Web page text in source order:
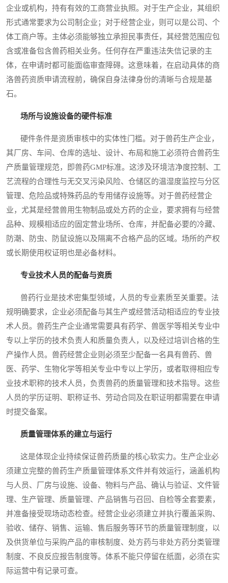
企业或机构，持有有效的工商营业执照。对于生产企业，其组织
形式通常要求为公司制企业；对于经营企业，则可以是公司、个
体工商户等。主体必须能够独立承担民事责任，其经营范围应包
含或准备包含兽药相关业务。任何存在严重违法失信记录的主
体，在申请时都可能面临审查障碍。这意味着，在启动具体的商
洛兽药资质申请流程前，确保自身法律身份的清晰与合规是基
石。
场所与设施设备的硬件标准
硬件条件是资质审核中的实体性门槛。对于兽药生产企业，
其厂房、车间、仓库的选址、设计、布局和施工必须符合兽药生
产质量管理规范，即兽药GMP标准。这涉及环境洁净度控制、工
艺流程的合理性与无交叉污染风险、仓储区的温湿度监控与分区
管理、危险品或特殊药品的专用储存设施等。对于兽药经营企
业，尤其是经营兽用生物制品或处方药的企业，要求拥有与经营
品种、规模相适应的固定营业场所、仓库，并配备必要的冷藏、
防潮、防虫、防鼠设施以及隔离不合格产品的区域。场所的产权
或长期使用权证明也是必备材料。
专业技术人员的配备与资质
兽药行业是技术密集型领域，人员的专业素质至关重要。法
规明确要求，企业必须配备与其生产或经营活动相适应的专业技
术人员。兽药生产企业通常需要具有药学、兽医学等相关专业中
专以上学历的技术负责人和质量负责人，以及经过培训合格的生
产操作人员。兽药经营企业则必须至少配备一名具有兽药、兽
医、药学、生物化学等相关专业中专以上学历，或者取得相应专
业技术职称的技术人员，负责兽药的质量管理和技术指导。这些
人员的学历证明、职称证书、劳动合同及在职证明都需要在申请
时提交备案。
质量管理体系的建立与运行
这是体现企业持续保证兽药质量的核心软实力。生产企业必
须建立完整的兽药生产质量管理体系文件并有效运行，涵盖机构
与人员、厂房与设施、设备、物料与产品、确认与验证、文件管
理、生产管理、质量管理、产品销售与召回、自检等全套要素，
并准备接受现场动态检查。经营企业必须建立并执行覆盖采购、
验收、储存、销售、运输、售后服务等环节的质量管理制度，以
及供货单位与采购产品的审核制度、处方药与非处方药分类管理
制度、不良反应报告制度等。体系不能只停留在纸面，必须在实
际运营中有记录可查。